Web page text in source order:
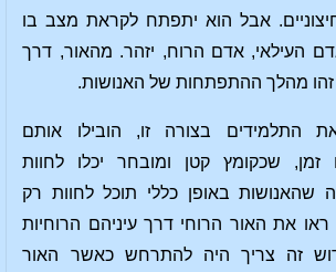
אבל הוא יתפתח לקראת מצב בו
העילאי, אדם הרוח, יזהר. מהאור, דרך
מהלך ההתפתחות של האנושות.
התלמידים בצורה זו, הובילו אותם
זמן, שכקומץ קטן ומובחר יכלו לחוות
שהאנושות באופן כללי תוכל לחוות רק
את האור הרוחי דרך עיניהם הרוחיות
זה צריך היה להתרחש כאשר האור